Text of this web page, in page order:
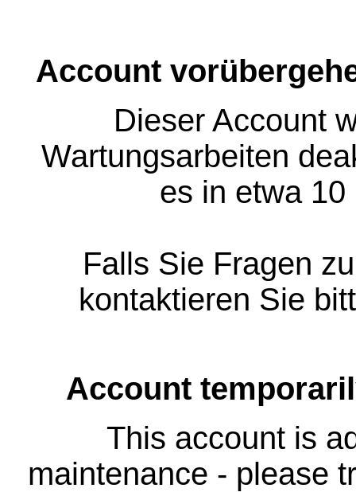
Account
Dieser Account
Wartungsarbeiten
es in etwa
Falls Sie Fragen
kontaktieren Sie
Account
This account is
maintenance - please